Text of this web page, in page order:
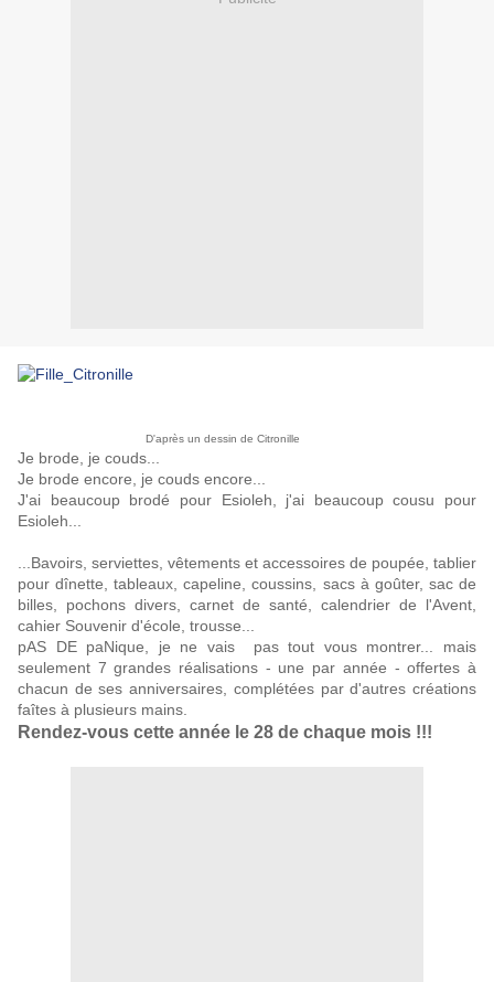
D'après un dessin de Citronille
Je brode, je couds...
Je brode encore, je couds encore...
J'ai beaucoup brodé pour Esioleh, j'ai beaucoup cousu pour
Esioleh...
...Bavoirs, serviettes, vêtements et accessoires de poupée, tablier
pour dînette, tableaux, capeline, coussins, sacs à goûter, sac de
billes, pochons divers, carnet de santé, calendrier de l'Avent,
cahier Souvenir d'école, trousse...
pAS DE paNique, je ne vais pas tout vous montrer... mais
seulement 7 grandes réalisations - une par année - offertes à
chacun de ses anniversaires, complétées par d'autres créations
faîtes à plusieurs mains.
Rendez-vous cette année le 28 de chaque mois !!!